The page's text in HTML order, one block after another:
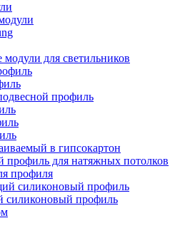
для светильников
профиль
в гипсокартон
для натяжных потолков
профиля
силиконовый профиль